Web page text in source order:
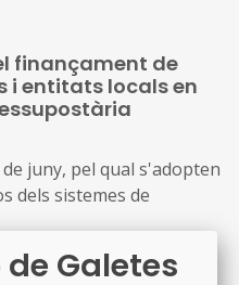
finançament de
i entitats locals en
juny, pel qual s'adopten
dels sistemes de
Galetes